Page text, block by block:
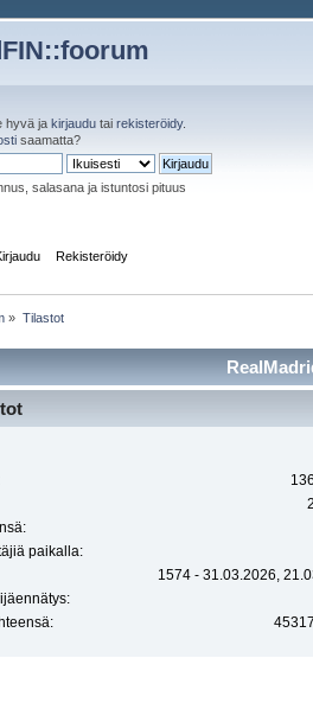
hyvä ja kirjaudu tai rekisteröidy.
saamatta?
salasana ja istuntosi pituus
Rekisteröidy
» Tilastot
paikalla:
1574 - 31.03.2026,